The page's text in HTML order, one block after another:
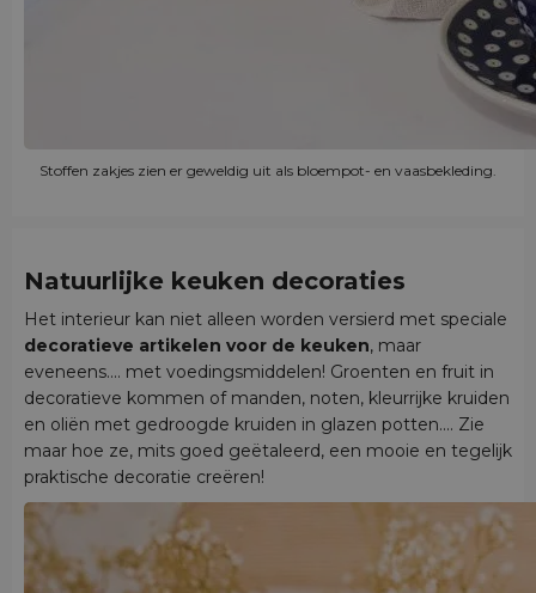
Stoffen zakjes zien er geweldig uit als bloempot- en vaasbekleding.
Natuurlijke keuken decoraties
Het interieur kan niet alleen worden versierd met speciale
decoratieve artikelen voor de keuken, maar
eveneens.... met voedingsmiddelen! Groenten en fruit in
decoratieve kommen of manden, noten, kleurrijke kruiden
en oliën met gedroogde kruiden in glazen potten.... Zie
maar hoe ze, mits goed geëtaleerd, een mooie en tegelijk
praktische decoratie creëren!